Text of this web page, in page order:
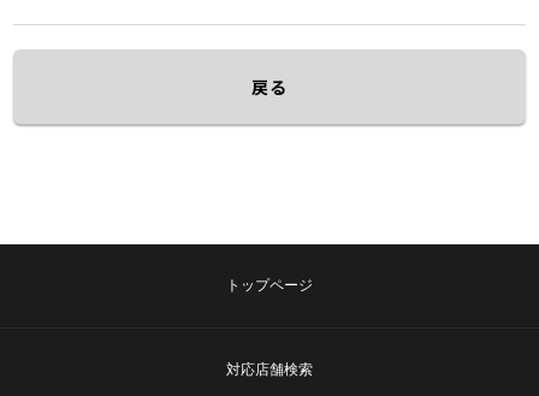
戻る
トップページ
対応店舗検索